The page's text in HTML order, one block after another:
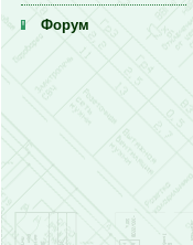
Форум